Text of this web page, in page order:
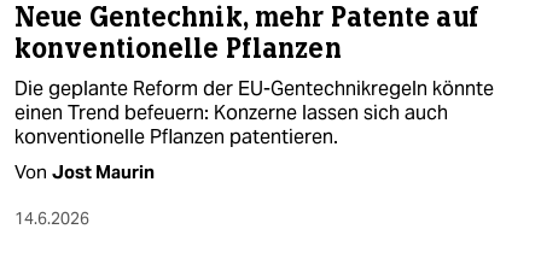
Neue Gentechnik, mehr Patente auf
konventionelle Pflanzen
Die geplante Reform der EU-Gentechnikregeln könnte
einen Trend befeuern: Konzerne lassen sich auch
konventionelle Pflanzen patentieren.
Von Jost Maurin
14.6.2026